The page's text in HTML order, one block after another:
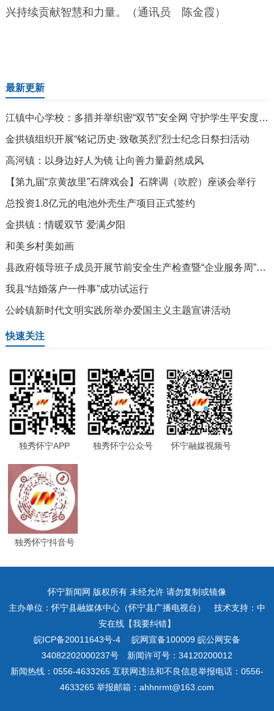
兴持续贡献智慧和力量。（通讯员 陈金霞）
最新更新
江镇中心学校：多措并举织密“双节”安全网 守护学生平安度假期
金拱镇组织开展“铭记历史·致敬英烈”烈士纪念日祭扫活动
高河镇：以身边好人为镜 让向善力量蔚然成风
【第九届“京黄故里”石牌戏会】石牌调（吹腔）座谈会举行
总投资1.8亿元的电池外壳生产项目正式签约
金拱镇：情暖双节 爱满夕阳
和美乡村美如画
县政府领导班子成员开展节前安全生产检查暨“企业服务周”活动
我县“结婚落户一件事”成功试运行
公岭镇新时代文明实践所举办爱国主义主题宣讲活动
快速关注
独秀怀宁APP 独秀怀宁公众号 怀宁融媒视频号
独秀怀宁抖音号
怀宁新闻网 版权所有 未经允许 请勿复制或镜像
主办单位：怀宁县融媒体中心（怀宁县广播电视台） 技术支持：中
安在线【我要纠错】
皖ICP备20011643号-4皖网宣备100009 皖公网安备
34082202000237号 新闻许可号：34120200012
新闻热线：0556-4633265 互联网违法和不良信息举报电话：0556-
4633265 举报邮箱：ahhnrmt@163.com